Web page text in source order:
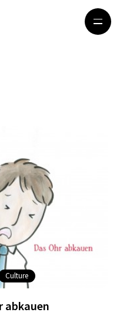
Culture
abkauen